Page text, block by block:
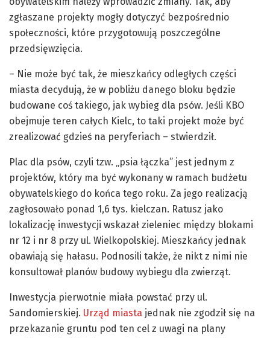
zgłaszane projekty mogły dotyczyć bezpośrednio
społeczności, które przygotowują poszczególne
przedsięwzięcia.
– Nie może być tak, że mieszkańcy odległych części
miasta decydują, że w pobliżu danego bloku będzie
budowane coś takiego, jak wybieg dla psów. Jeśli KBO
obejmuje teren całych Kielc, to taki projekt może być
zrealizować gdzieś na peryferiach – stwierdził.
Plac dla psów, czyli tzw. „psia łączka” jest jednym z
projektów, który ma być wykonany w ramach budżetu
obywatelskiego do końca tego roku. Za jego realizacją
zagłosowało ponad 1,6 tys. kielczan. Ratusz jako
lokalizację inwestycji wskazał zieleniec między blokami
nr 12 i nr 8 przy ul. Wielkopolskiej. Mieszkańcy jednak
obawiają się hałasu. Podnosili także, że nikt z nimi nie
konsultował planów budowy wybiegu dla zwierząt.
Inwestycja pierwotnie miała powstać przy ul.
Sandomierskiej. Urząd miasta jednak nie zgodził się na
przekazanie gruntu pod ten cel z uwagi na plany